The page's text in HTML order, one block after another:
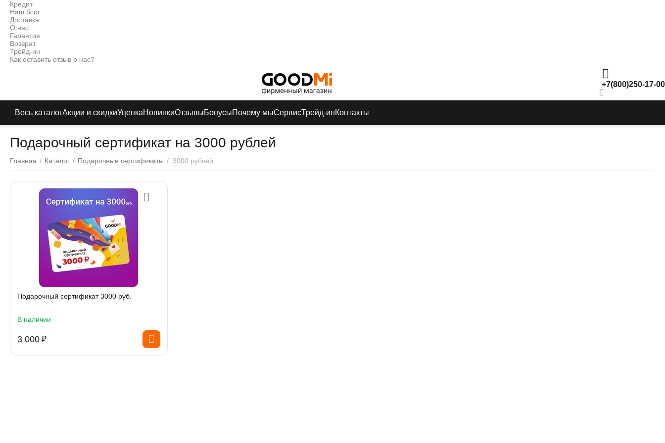
Кредит
Наш блог
Доставка
О нас
Гарантия
Возврат
Трейд-ин
Как оставить отзыв о нас?
+7(800)250-17-00
Весь каталогАкции и скидкиУценкаНовинкиОтзывыБонусыПочему мыСервисТрейд-инКонтакты
Подарочный сертификат на 3000 рублей
Главная / Каталог / Подарочные сертификаты / 3000 рублей
Подарочный сертификат 3000 руб.
В наличии
3 000 ₽